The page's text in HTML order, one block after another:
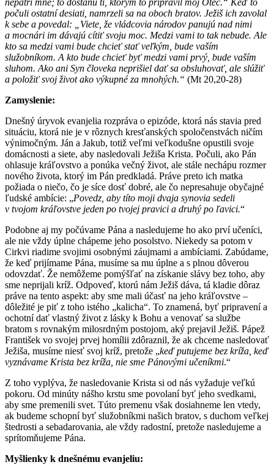
počuli ostatní desiati, namrzeli sa na oboch bratov. Ježiš ich zavolal
k sebe a povedal: „Viete, že vládcovia národov panujú nad nimi
a mocnári im dávajú cítiť svoju moc. Medzi vami to tak nebude. Ale
kto sa medzi vami bude chcieť stať veľkým, bude vaším
služobníkom. A kto bude chcieť byť medzi vami prvý, bude vaším
sluhom. Ako ani Syn človeka neprišiel dať sa obsluhovať, ale slúžiť
a položiť svoj život ako výkupné za mnohých.“ (Mt 20,20-28)
Zamyslenie:
Dnešný úryvok evanjelia rozpráva o epizóde, ktorá nás stavia pred
situáciu, ktorá nie je v rôznych kresťanských spoločenstvách ničím
výnimočným. Ján a Jakub, totiž veľmi veľkodušne opustili svoje
domácnosti a siete, aby nasledovali Ježiša Krista. Počuli, ako Pán
ohlasuje kráľovstvo a ponúka večný život, ale stále nechápu rozmer
nového života, ktorý im Pán predkladá. Práve preto ich matka
požiada o niečo, čo je síce dosť dobré, ale čo nepresahuje obyčajné
ľudské ambície: „Povedz, aby títo moji dvaja synovia sedeli
v tvojom kráľovstve jeden po tvojej pravici a druhý po ľavici.“
Podobne aj my počúvame Pána a nasledujeme ho ako prví učeníci,
ale nie vždy úplne chápeme jeho posolstvo. Niekedy sa potom v
Cirkvi riadime svojimi osobnými záujmami a ambíciami. Zabúdame,
že keď prijímame Pána, musíme sa mu úplne a s plnou dôverou
odovzdať. Že nemôžeme pomýšľať na získanie slávy bez toho, aby
sme neprijali kríž. Odpoveď, ktorú nám Ježiš dáva, tá kladie dôraz
práve na tento aspekt: aby sme mali účasť na jeho kráľovstve –
dôležité je piť z toho istého „kalicha“. To znamená, byť pripravení a
ochotní dať vlastný život z lásky k Bohu a venovať sa službe
bratom s rovnakým milosrdným postojom, aký prejavil Ježiš. Pápež
František vo svojej prvej homílii zdôraznil, že ak chceme nasledovať
Ježiša, musíme niesť svoj kríž, pretože „keď putujeme bez kríža, keď
vyznávame Krista bez kríža, nie sme Pánovými učeníkmi.“
Z toho vyplýva, že nasledovanie Krista si od nás vyžaduje veľkú
pokoru. Od minúty nášho krstu sme povolaní byť jeho svedkami,
aby sme premenili svet. Túto premenu však dosiahneme len vtedy,
ak budeme schopní byť služobníkmi našich bratov, s duchom veľkej
štedrosti a sebadarovania, ale vždy radostní, pretože nasledujeme a
sprítomňujeme Pána.
Myšlienky k dnešnému evanjeliu: